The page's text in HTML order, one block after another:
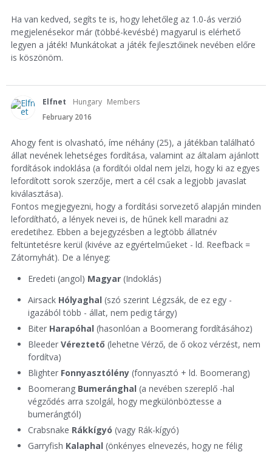
Ha van kedved, segíts te is, hogy lehetőleg az 1.0-ás verzió
megjelenésekor már (többé-kevésbé) magyarul is elérhető
legyen a játék! Munkátokat a játék fejlesztőinek nevében előre
is köszönöm.
Elfnet Hungary Members
February 2016
Ahogy fent is olvasható, íme néhány (25), a játékban található
állat nevének lehetséges fordítása, valamint az általam ajánlott
fordítások indoklása (a fordítói oldal nem jelzi, hogy ki az egyes
lefordított sorok szerzője, mert a cél csak a legjobb javaslat
kiválasztása).
Fontos megjegyezni, hogy a fordítási sorvezető alapján minden
lefordítható, a lények nevei is, de hűnek kell maradni az
eredetihez. Ebben a bejegyzésben a legtöbb állatnév
feltüntetésre kerül (kivéve az egyértelműeket - ld. Reefback =
Zátornyhát). De a lényeg:
Eredeti (angol) Magyar (Indoklás)
Airsack Hólyaghal (szó szerint Légzsák, de ez egy -
igazából több - állat, nem pedig tárgy)
Biter Harapóhal (hasonlóan a Boomerang fordításához)
Bleeder Véreztető (lehetne Vérző, de ő okoz vérzést, nem
fordítva)
Blighter Fonnyasztólény (fonnyasztó + ld. Boomerang)
Boomerang Bumeránghal (a nevében szereplő -hal
végződés arra szolgál, hogy megkülönböztesse a
bumerángtól)
Crabsnake Rákkígyó (vagy Rák-kígyó)
Garryfish Kalaphal (önkényes elnevezés, hogy ne félig